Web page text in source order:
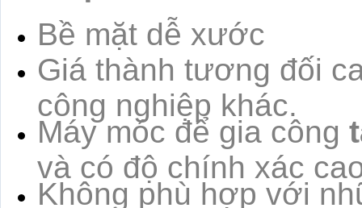
Bề mặt dễ xước
Giá thành tương đối
công nghiệp khác.
Máy móc để gia công
và có độ chính xác
Không phù hợp với